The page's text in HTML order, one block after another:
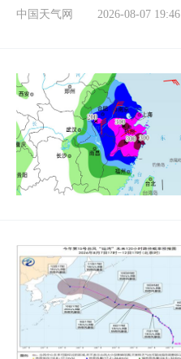
中国天气网 2026-08-07 19:46